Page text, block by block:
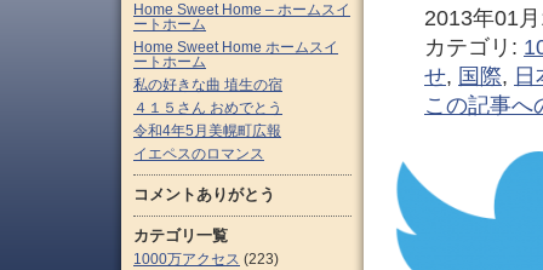
2013年01
カテゴリ:
せ, 国際, 日
この記事へ
Home Sweet Home – ホームスイ
ートホーム
Home Sweet Home ホームスイ
ートホーム
私の好きな曲 埴生の宿
４１５さん おめでとう
令和4年5月美幌町広報
イエペスのロマンス
コメントありがとう
カテゴリ一覧
1000万アクセス (223)